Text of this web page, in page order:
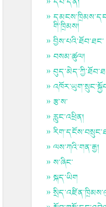
གི་ཁྲིམས།
བྱིས་པའི་ཐོབ་ཐང་
བསམ་ཚུལ།
རྩ་ས་
རླུང་འཕྲིན།
ལས་ཀའི་གན་རྒྱ།
ས་ཞིང་
སྐད་ཡིག